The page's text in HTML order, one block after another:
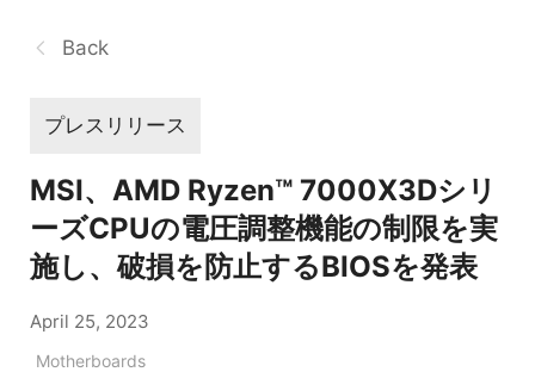
Back
プレスリリース
MSI、AMD Ryzen™ 7000X3Dシリ
ーズCPUの電圧調整機能の制限を実
施し、破損を防止するBIOSを発表
April 25, 2023
Motherboards